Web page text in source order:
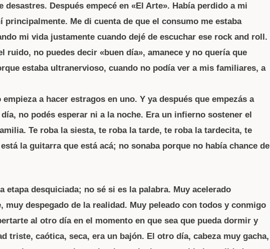
desastres. Después empecé en «El Arte». Había perdido a mi
principalmente. Me di cuenta de que el consumo me estaba
mi vida justamente cuando dejé de escuchar ese rock and roll.
ruido, no puedes decir «buen día», amanece y no quería que
estaba ultranervioso, cuando no podía ver a mis familiares, a
a hacer estragos en uno. Y ya después que empezás a
no podés esperar ni a la noche. Era un infierno sostener el
Te roba la siesta, te roba la tarde, te roba la tardecita, te
la guitarra que está acá; no sonaba porque no había chance de
etapa desquiciada; no sé si es la palabra. Muy acelerado
muy despegado de la realidad. Muy peleado con todos y conmigo
al otro día en el momento en que sea que pueda dormir y
triste, caótica, seca, era un bajón. El otro día, cabeza muy gacha,